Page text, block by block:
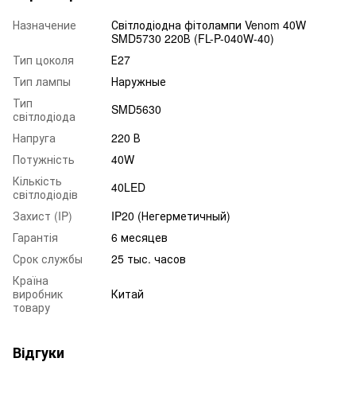
Назначение
Світлодіодна фітолампи Venom 40W
SMD5730 220В (FL-P-040W-40)
Тип цоколя
Е27
Тип лампы
Наружные
Тип
світлодіода
SMD5630
Напруга
220 В
Потужність
40W
Кількість
світлодіодів
40LED
Захист (IP)
IP20 (Негерметичный)
Гарантія
6 месяцев
Срок службы
25 тыс. часов
Країна
виробник
товару
Китай
Відгуки